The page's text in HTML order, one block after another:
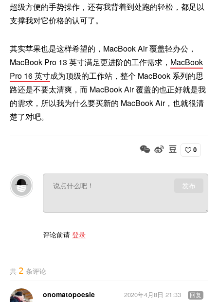
超级方便的手势操作，还有我背着到处跑的轻松，都足以
支撑我对它价格的认可了。
其实苹果也是这样希望的，MacBook Air 覆盖轻办公，
MacBook Pro 13 英寸满足更进阶的工作需求， MacBook
Pro 16 英寸成为顶级的工作站，整个 MacBook 系列的思
路还是不要太清爽，而 MacBook Air 覆盖的也正好就是我
的需求，所以我为什么要买新的 MacBook Air，也就很清
楚了对吧。
0
发布
评论前请 登录
共 2 条评论
onomatopoesie
2020年4月8日 21:33 回复